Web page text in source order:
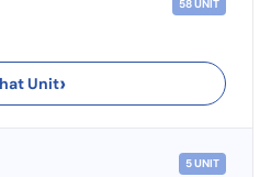
58UNIT
Unit›
5UNIT